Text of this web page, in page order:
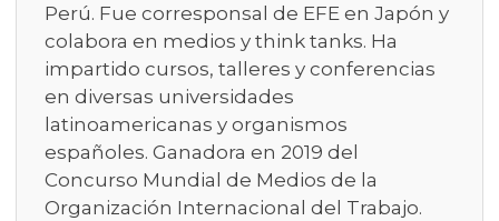
Perú. Fue corresponsal de EFE en Japón y
colabora en medios y think tanks. Ha
impartido cursos, talleres y conferencias
en diversas universidades
latinoamericanas y organismos
españoles. Ganadora en 2019 del
Concurso Mundial de Medios de la
Organización Internacional del Trabajo.